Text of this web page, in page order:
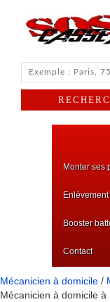
Monter ses
Booster
Contact
Mécanicien à domicile /
Mécanicien à domicile